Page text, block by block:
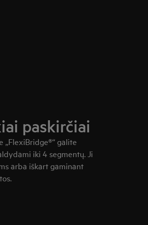
paskirčiai
galite
iki 4 segmentų. Ji
arba iškart gaminant